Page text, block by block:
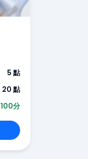
5 點
20 點
100分